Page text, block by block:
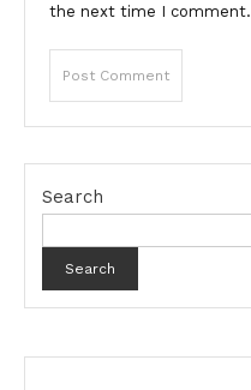
the next time I comment.
Search
Search